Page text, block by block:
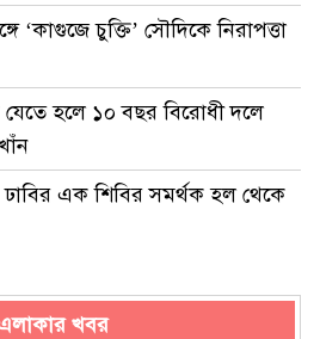
‘কাগুজে চুক্তি’ সৌদিকে নিরাপত্তা
যেতে হলে ১০ বছর বিরোধী দলে
এক শিবির সমর্থক হল থেকে
খবর